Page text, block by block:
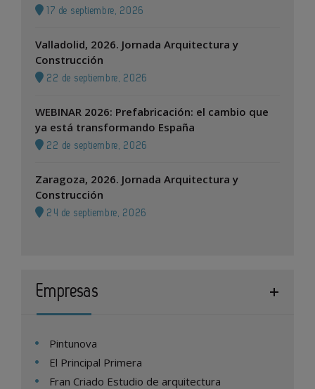
17 de septiembre, 2026
Valladolid, 2026. Jornada Arquitectura y
Construcción
22 de septiembre, 2026
WEBINAR 2026: Prefabricación: el cambio que
ya está transformando España
22 de septiembre, 2026
Zaragoza, 2026. Jornada Arquitectura y
Construcción
24 de septiembre, 2026
Empresas
Pintunova
El Principal Primera
Fran Criado Estudio de arquitectura